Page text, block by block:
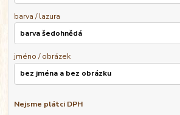
barva / lazura
jméno / obrázek
Nejsme plátci DPH